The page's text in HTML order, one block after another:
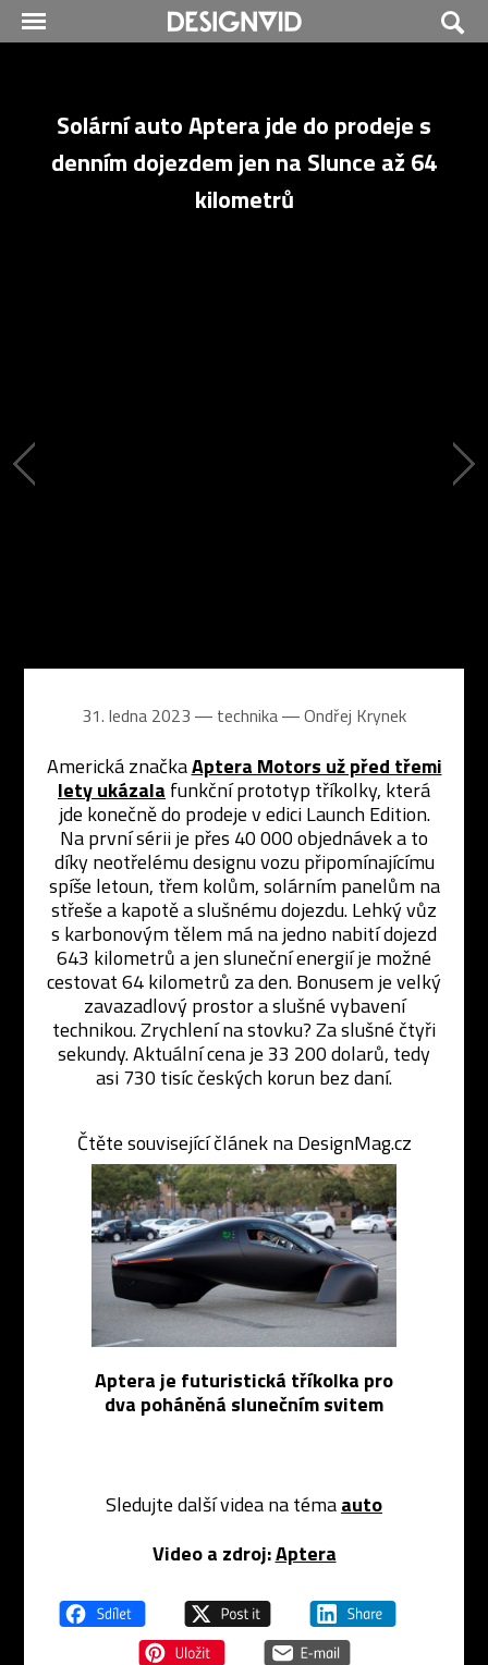
Solární auto Aptera jde do prodeje s
denním dojezdem jen na Slunce až 64
kilometrů
31. ledna 2023 ― technika ―Ondřej Krynek
Americká značkaAptera Motors už před třemi
lety ukázala funkční prototyp tříkolky, která
jde konečně do prodeje v edici Launch Edition.
Na první sérii je přes 40 000 objednávek a to
díky neotřelému designu vozu připomínajícímu
spíše letoun, třem kolům, solárním panelům na
střeše a kapotě a slušnému dojezdu. Lehký vůz
s karbonovým tělem má na jedno nabití dojezd
643 kilometrů a jen sluneční energií je možné
cestovat 64 kilometrů za den. Bonusem je velký
zavazadlový prostor a slušné vybavení
technikou. Zrychlení na stovku? Za slušné čtyři
sekundy. Aktuální cena je 33 200 dolarů, tedy
asi 730 tisíc českých korun bez daní.
Čtěte související článek na DesignMag.cz
Aptera je futuristická tříkolka pro
dva poháněná slunečním svitem
Sledujte další videa na témaauto
Video a zdroj:Aptera